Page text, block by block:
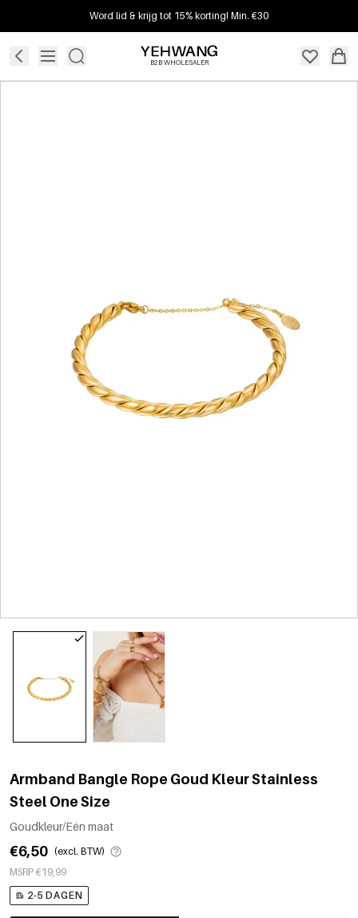
Word lid & krijg tot 15% korting! Min. €30
B2B WHOLESALER
Armband Bangle Rope Goud Kleur Stainless
Steel One Size
Goudkleur/Eén maat
€6,50 (excl. BTW)
MSRP €19,99
2-5 DAGEN